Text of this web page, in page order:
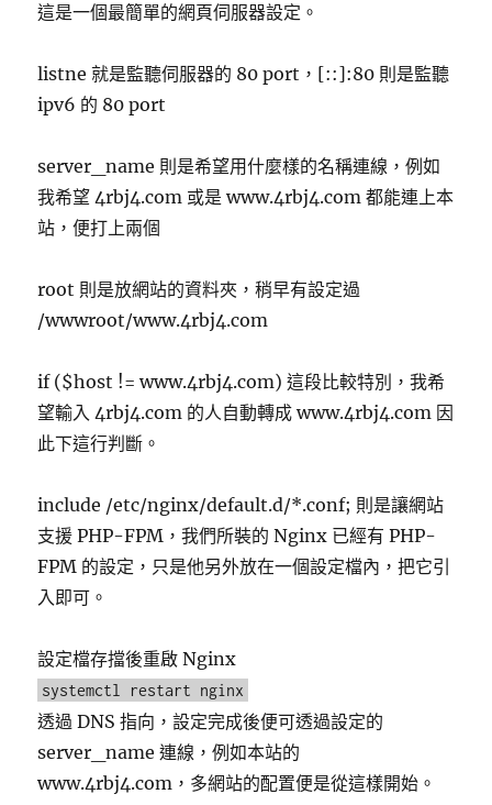
這是一個最簡單的網頁伺服器設定。
listne 就是監聽伺服器的 80 port，[::]:80 則是監聽
ipv6 的 80 port
server_name 則是希望用什麼樣的名稱連線，例如
我希望 4rbj4.com 或是 www.4rbj4.com 都能連上本
站，便打上兩個
root 則是放網站的資料夾，稍早有設定過
/wwwroot/www.4rbj4.com
if ($host != www.4rbj4.com) 這段比較特別，我希
望輸入 4rbj4.com 的人自動轉成 www.4rbj4.com 因
此下這行判斷。
include /etc/nginx/default.d/*.conf; 則是讓網站
支援 PHP-FPM，我們所裝的 Nginx 已經有 PHP-
FPM 的設定，只是他另外放在一個設定檔內，把它引
入即可。
設定檔存擋後重啟 Nginx
systemctl restart nginx
透過 DNS 指向，設定完成後便可透過設定的
server_name 連線，例如本站的
www.4rbj4.com，多網站的配置便是從這樣開始。